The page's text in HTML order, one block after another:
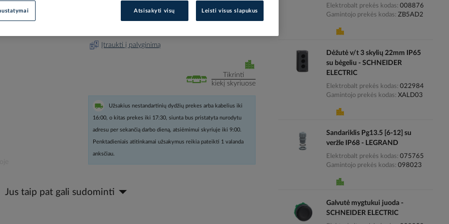
Prisijunkite, norėdami pamatyti kainas
Įtraukti į palyginimą
Tikrinti
kiekį skyriuose
Užsakius nestandartinių dydžių prekes arba kabelius iki
16:00, o kitas prekes iki 17:30, siunta bus pristatyta nurodytu
adresu per sekančią darbo dieną, atsiėmimui skyriuje iki 9:00.
Penktadieniais atitinkamai užsakymus reikia pateikti 1 valanda
anksčiau.
Jus taip pat gali sudominti
Elektrobalt prekės kodas 008876
Gamintojo prekės kodas ZB5AD2
Dėžutė v/t 3 skylių 22mm IP65
su bėgeliu - SCHNEIDER
ELECTRIC
Elektrobalt prekės kodas 022984
Gamintojo prekės kodas
XALD03
Sandariklis Pg13.5 [6-12] su
veržle IP68 - LEGRAND
Elektrobalt prekės kodas 075765
Gamintojo prekės kodas 098023
Galvutė mygtukui juoda -
SCHNEIDER ELECTRIC
Atsisakyti visų Leisti visus slapukus